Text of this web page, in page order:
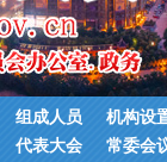
组成人员
机构设
代表大会 常委会